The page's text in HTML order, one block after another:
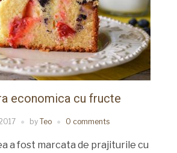
economica cu fructe
by Teo 0 comments
a fost marcata de prajiturile cu